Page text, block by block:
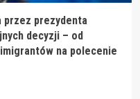
przez prezydenta
decyzji – od
na polecenie